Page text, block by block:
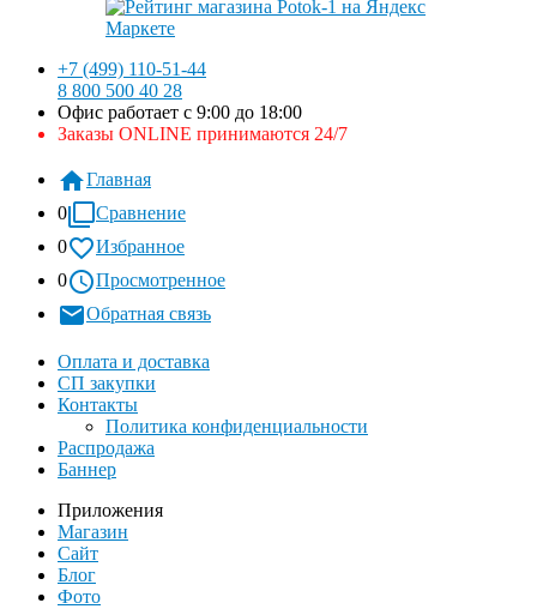
+7 (499) 110-51-44
8 800 500 40 28
Офис работает с 9:00 до 18:00
Заказы ONLINE принимаются 24/7
Главная
0
Сравнение
0
Избранное
0
Просмотренное
Обратная связь
Оплата и доставка
СП закупки
Контакты
Политика конфиденциальности
Распродажа
Баннер
Приложения
Магазин
Сайт
Блог
Фото